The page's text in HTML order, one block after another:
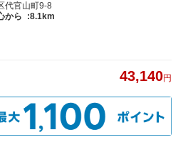
代官山町9-8
から
:8.1km
43,140円